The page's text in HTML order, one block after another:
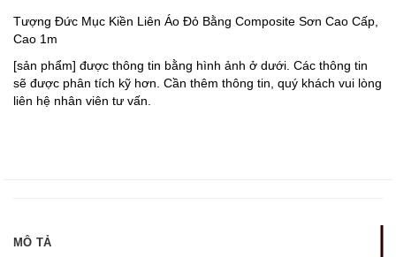
Tượng Đức Mục Kiền Liên Áo Đỏ Bằng Composite Sơn Cao Cấp,
Cao 1m
[sản phẩm] được thông tin bằng hình ảnh ở dưới. Các thông tin
sẽ được phân tích kỹ hơn. Cần thêm thông tin, quý khách vui lòng
liên hệ nhân viên tư vấn.
MÔ TẢ